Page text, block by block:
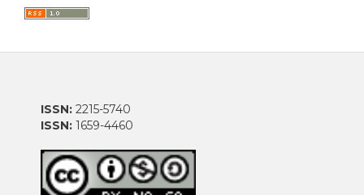
ISSN: 2215-5740
ISSN: 1659-4460